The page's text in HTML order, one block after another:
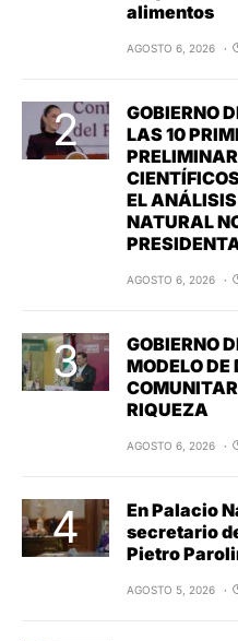
alimentos
AGOSTO 6, 2026
GOBIERNO
LAS 10
EL
NATURAL
AGOSTO 6, 2026
GOBIERNO
MODELO DE
RIQUEZA
AGOSTO 6, 2026
En Palacio
secretario
Pietro
AGOSTO 5, 2026